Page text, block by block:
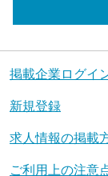
掲載企業ログイ
新規登録
求人情報の掲載
ご利用上の注意